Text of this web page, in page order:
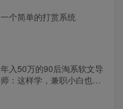
一个简单的打赏系统
年入50万的90后淘系软文导
师：这样学，兼职小白也能